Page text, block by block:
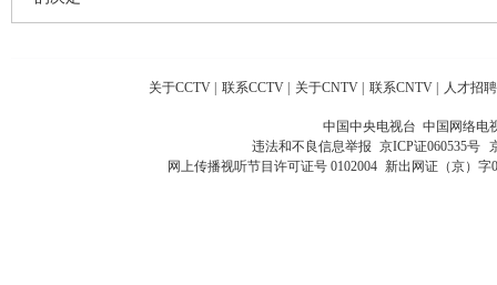
关于CCTV | 联系CCTV | 关于CNTV | 联系CNTV | 人才招聘
中国中央电视台 中国网络电
违法和不良信息举报 京ICP证060535号
网上传播视听节目许可证号 0102004 新出网证（京）